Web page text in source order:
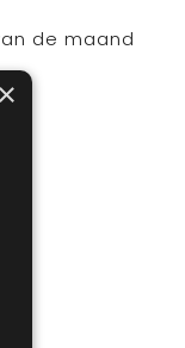
de maand
×